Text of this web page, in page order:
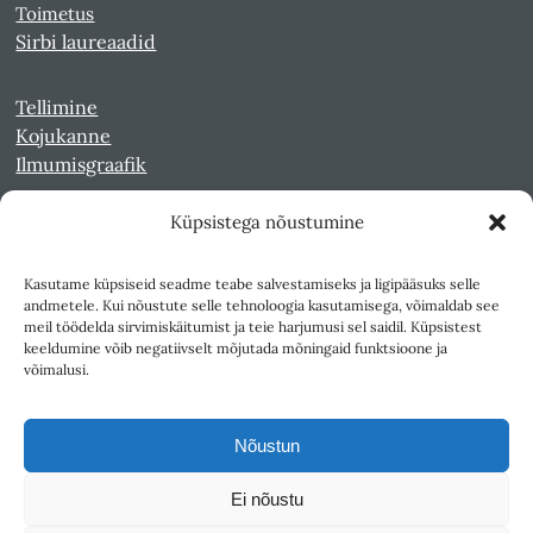
Küpsistega nõustumine
Kasutame küpsiseid seadme teabe salvestamiseks ja ligipääsuks selle
andmetele. Kui nõustute selle tehnoloogia kasutamisega, võimaldab see
meil töödelda sirvimiskäitumist ja teie harjumusi sel saidil. Küpsistest
keeldumine võib negatiivselt mõjutada mõningaid funktsioone ja
võimalusi.
Nõustun
Ei nõustu
Toimetus
Sirbi laureaadid
Tellimine
Kojukanne
Ilmumisgraafik
Kultuurileht 1994-1997
Reede 1989-1990
Sirp ja Vasar 1940-1989
Teksti- ja andmekaeve